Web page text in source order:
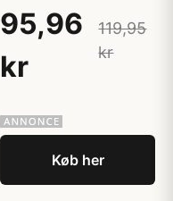
95,96
kr
119,95
kr
Køb her